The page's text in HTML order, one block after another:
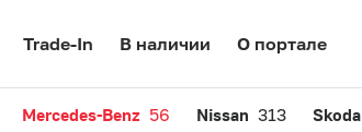
Trade-In В наличии О портале
Mercedes-Benz 56 Nissan 313 Skoda